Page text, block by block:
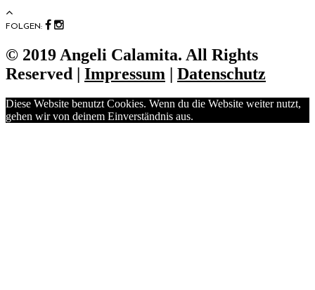
FOLGEN:
© 2019 Angeli Calamita. All Rights
Reserved | Impressum | Datenschutz
Diese Website benutzt Cookies. Wenn du die Website weiter nutzt,
gehen wir von deinem Einverständnis aus.